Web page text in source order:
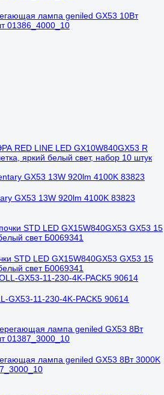
лампа geniled GX53 10Вт
01386_4000_10
RED LINE LED GX10W840GX53 R
яркий белый свет, набор 10 штук
GX53 13W 920lm 4100K 83823
STD LED GX15W840GX53 GX53 15
свет Б0069341
11-230-4K-PACK5 90614
лампа geniled GX53 8Вт 3000K